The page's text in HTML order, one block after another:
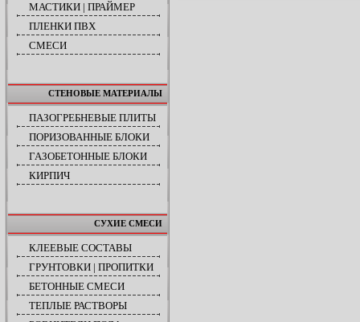
МАСТИКИ | ПРАЙМЕР
ПЛЕНКИ ПВХ
СМЕСИ
СТЕНОВЫЕ МАТЕРИАЛЫ
ПАЗОГРЕБНЕВЫЕ ПЛИТЫ
ПОРИЗОВАННЫЕ БЛОКИ
ГАЗОБЕТОННЫЕ БЛОКИ
КИРПИЧ
СУХИЕ СМЕСИ
КЛЕЕВЫЕ СОСТАВЫ
ГРУНТОВКИ | ПРОПИТКИ
БЕТОННЫЕ СМЕСИ
ТЕПЛЫЕ РАСТВОРЫ